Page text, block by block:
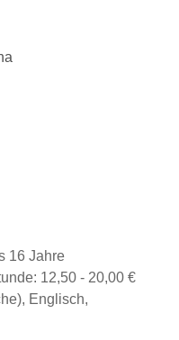
16 Jahre
12,50 - 20,00 €
Englisch,